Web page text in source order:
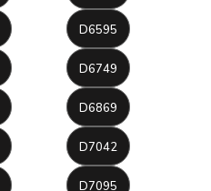
D6595
D6749
D6869
D7042
D7095